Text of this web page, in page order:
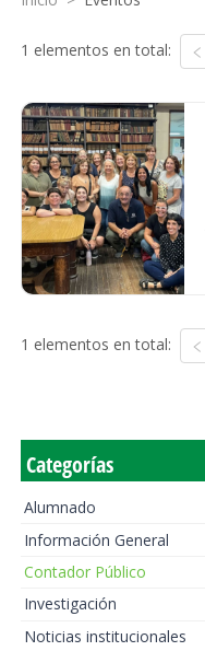
1 elementos en total:
1 elementos en total:
Categorías
Alumnado
Información General
Contador Público
Investigación
Noticias institucionales